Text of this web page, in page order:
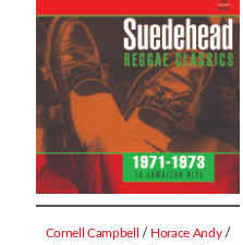
Cornell Campbell / Horace Andy /